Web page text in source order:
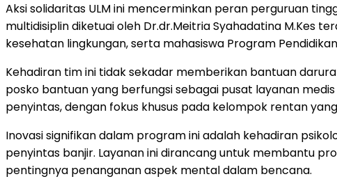
Aksi solidaritas ULM ini mencerminkan peran perguruan
multidisiplin diketuai oleh Dr.dr.Meitria Syahadatina M.Kes
kesehatan lingkungan, serta mahasiswa Program
Kehadiran tim ini tidak sekadar memberikan bantuan
posko bantuan yang berfungsi sebagai pusat layanan
penyintas, dengan fokus khusus pada kelompok rentan
Inovasi signifikan dalam program ini adalah kehadiran
penyintas banjir. Layanan ini dirancang untuk membantu
pentingnya penanganan aspek mental dalam bencana.